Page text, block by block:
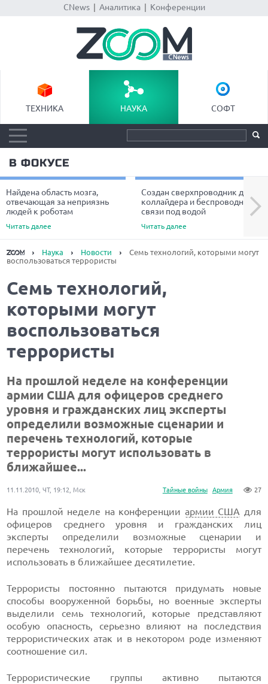
CNews| Аналитика| Конференции
ТЕХНИКА НАУКА СОФТ
В ФОКУСЕ
Найдена область мозга,
отвечающая за неприязнь
людей к роботам
Читать далее
Создан сверхпроводник для
коллайдера и беспроводной
связи под водой
Читать далее
Next
Наука Новости
Семь технологий, которыми могут
воспользоваться террористы
Семь технологий,
которыми могут
воспользоваться
террористы
На прошлой неделе на конференции
армии США для офицеров среднего
уровня и гражданских лиц эксперты
определили возможные сценарии и
перечень технологий, которые
террористы могут использовать в
ближайшее...
Тайные войны Армия 27
11.11.2010, ЧТ, 19:12, Мск
На прошлой неделе на конференции армии США для
офицеров среднего уровня и гражданских лиц
эксперты определили возможные сценарии и
перечень технологий, которые террористы могут
использовать в ближайшее десятилетие.
Террористы постоянно пытаются придумать новые
способы вооруженной борьбы, но военные эксперты
выделили семь технологий, которые представляют
особую опасность, серьезно влияют на последствия
террористических атак и в некотором роде изменяют
соотношение сил.
Террористические группы активно пытаются